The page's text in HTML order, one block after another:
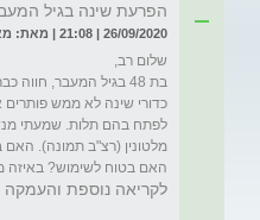
הפרעת שינה בגיל
26/09/2020 | 21:08 | מאת: מאי
בת 48 בגיל המעבר,
כדורי שינה לא ממש
לפתח בהם תלות. שמעתי
מלטונין (רצ"ב תמונה).
האם בטוח לשימוש? באיזה
לקריאה נוספת והעמקה